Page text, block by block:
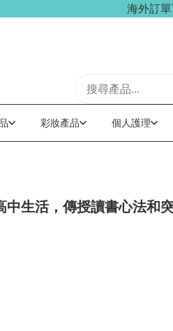
海外訂
彩妝產品 個人護理
生活，傳授讀書心法和